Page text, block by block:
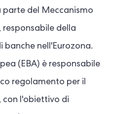
parte del Meccanismo
responsabile della
banche nell'Eurozona.
(EBA) è responsabile
regolamento per il
con l'obiettivo di